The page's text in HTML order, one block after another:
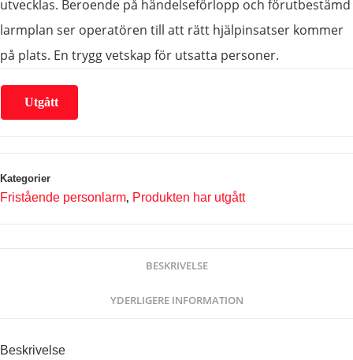
utvecklas. Beroende på händelseförlopp och förutbestämd
larmplan ser operatören till att rätt hjälpinsatser kommer
på plats. En trygg vetskap för utsatta personer.
Utgått
Kategorier
Fristående personlarm, Produkten har utgått
BESKRIVELSE
YDERLIGERE INFORMATION
Beskrivelse